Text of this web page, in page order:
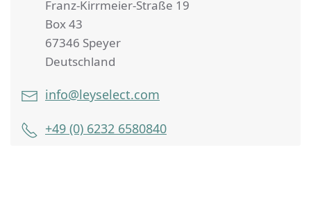
Franz-Kirrmeier-Straße 19
Box 43
67346 Speyer
Deutschland
info@leyselect.com
+49 (0) 6232 6580840